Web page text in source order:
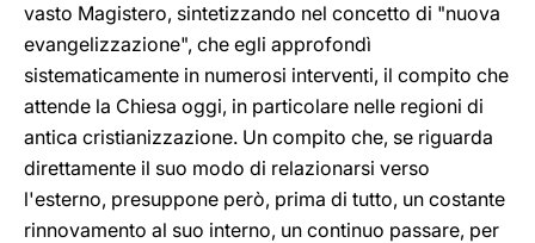
vasto Magistero, sintetizzando nel concetto di "nuova
evangelizzazione", che egli approfondì
sistematicamente in numerosi interventi, il compito che
attende la Chiesa oggi, in particolare nelle regioni di
antica cristianizzazione. Un compito che, se riguarda
direttamente il suo modo di relazionarsi verso
l'esterno, presuppone però, prima di tutto, un costante
rinnovamento al suo interno, un continuo passare, per